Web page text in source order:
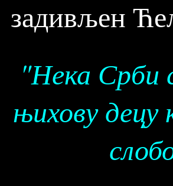
задивљен
"Нека Срби
њихову децу